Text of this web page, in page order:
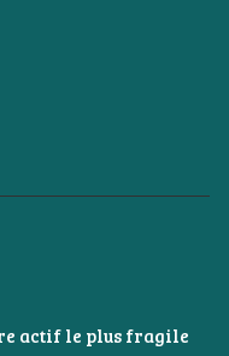
actif le plus fragile